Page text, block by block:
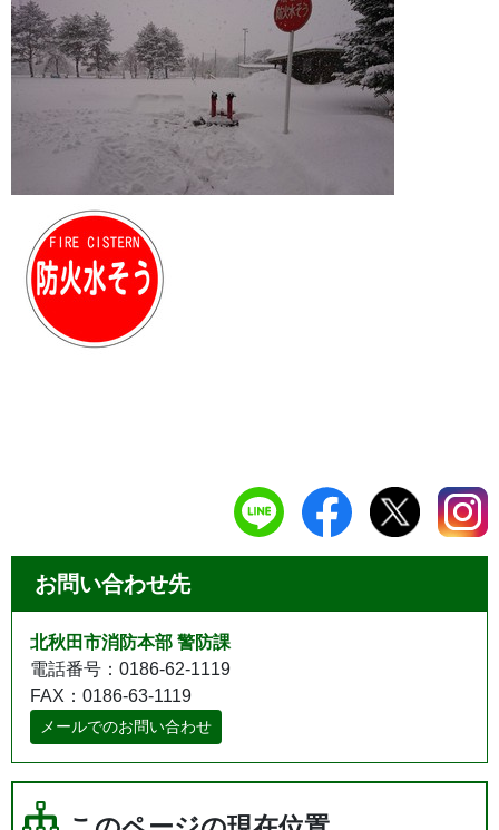
お問い合わせ先
北秋田市消防本部 警防課
電話番号：0186-62-1119
FAX：0186-63-1119
メールでのお問い合わせ